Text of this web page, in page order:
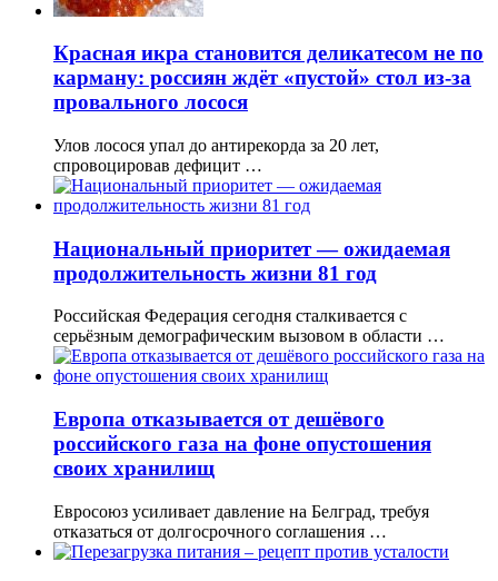
Красная икра становится деликатесом не по
карману: россиян ждёт «пустой» стол из-за
провального лосося
Улов лосося упал до антирекорда за 20 лет,
спровоцировав дефицит …
Национальный приоритет — ожидаемая
продолжительность жизни 81 год
Российская Федерация сегодня сталкивается с
серьёзным демографическим вызовом в области …
Европа отказывается от дешёвого
российского газа на фоне опустошения
своих хранилищ
Евросоюз усиливает давление на Белград, требуя
отказаться от долгосрочного соглашения …